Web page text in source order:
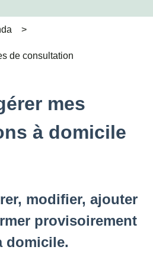
de consultation
mes
à domicile
modifier, ajouter
provisoirement
domicile.